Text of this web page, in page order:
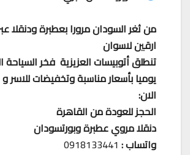
من ثغر السودان مرورا بعطبرة ودنقلا
ارقين لاسوان
تنطلق أتوبيسات العزيزية فخر السياحة
يوميا بأسعار مناسبة وتخفيضات للاسر
الان:
الحجز للعودة من القاهرة
دنقلا مروي عطبرة وبورتسودان
واتساب : 0918133441